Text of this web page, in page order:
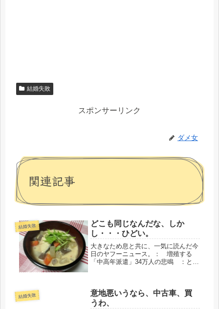
結婚失敗
スポンサーリンク
ダメ女
関連記事
結婚失敗
どこも同じなんだな、しか
し・・・ひどい。
大きなため息と共に、一気に読んだ今
日のヤフーニュース。： 増殖する
「中高年派遣」34万人の悲鳴 ：とい
一部コピペさせてもらった。資格が
10...
結婚失敗
意地悪いうなら、中古車、買
うわ、